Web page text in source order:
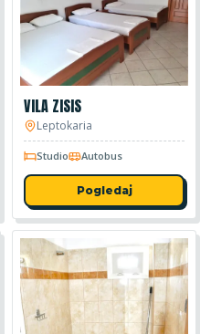
VILA ZISIS
Leptokaria
Studio Autobus
Pogledaj